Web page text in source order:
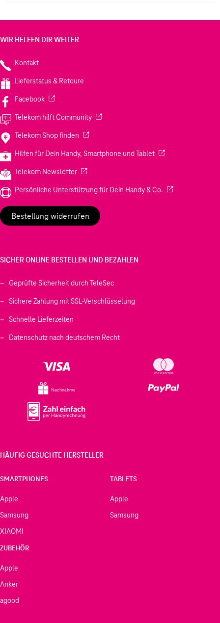
WIR HELFEN DIR WEITER
Kontakt
Lieferstatus & Retoure
Facebook(Wird in einem neuen Tab geöffnet)
Telekom hilft Community(Wird in einem neuen Tab geöffnet)
Telekom Shop finden (Wird in einem neuen Tab geöffnet)
Hilfen für Dein Handy, Smartphone und Tablet(Wird in einem
Telekom Newsletter(Wird in einem neuen Tab geöffnet)
Persönliche Unterstützung für Dein Handy & Co. (Wird in einem
Bestellung widerrufen
SICHER ONLINE BESTELLEN UND BEZAHLEN
Geprüfte Sicherheit durch TeleSec
Sichere Zahlung mit SSL-Verschlüsselung
Schnelle Lieferzeiten
Datenschutz nach deutschem Recht
Nachnahme
HÄUFIG GESUCHTE HERSTELLER
SMARTPHONES
Apple
Samsung
XIAOMI
TABLETS
Apple
Samsung
ZUBEHÖR
Apple
Anker
agood